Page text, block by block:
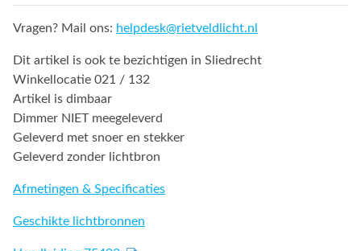
Vragen? Mail ons: helpdesk@rietveldlicht.nl
Dit artikel is ook te bezichtigen in Sliedrecht
Winkellocatie 021 / 132
Artikel is dimbaar
Dimmer NIET meegeleverd
Geleverd met snoer en stekker
Geleverd zonder lichtbron
Afmetingen & Specificaties
Geschikte lichtbronnen